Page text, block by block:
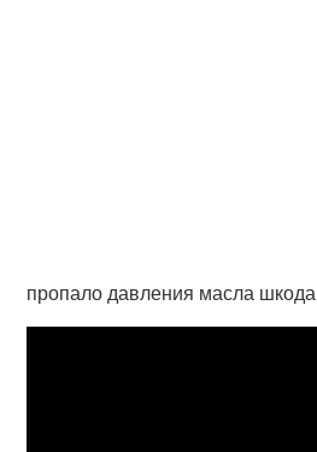
пропало давления масла